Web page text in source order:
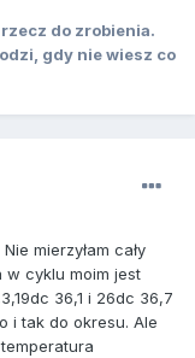
do zrobienia.
gdy nie wiesz co
mierzyłam cały
cyklu moim jest
36,1 i 26dc 36,7
i tak do okresu. Ale